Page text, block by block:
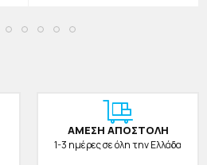
ΑΜΕΣΗ ΑΠΟΣΤΟΛΗ
1-3 ημέρες σε όλη την Ελλάδα